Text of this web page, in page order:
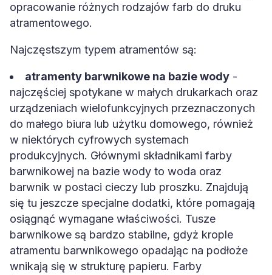
opracowanie różnych rodzajów farb do druku
atramentowego.
Najczęstszym typem atramentów są:
atramenty barwnikowe na bazie wody -
najczęściej spotykane w małych drukarkach oraz
urządzeniach wielofunkcyjnych przeznaczonych
do małego biura lub użytku domowego, również
w niektórych cyfrowych systemach
produkcyjnych. Głównymi składnikami farby
barwnikowej na bazie wody to woda oraz
barwnik w postaci cieczy lub proszku. Znajdują
się tu jeszcze specjalne dodatki, które pomagają
osiągnąć wymagane właściwości. Tusze
barwnikowe są bardzo stabilne, gdyż krople
atramentu barwnikowego opadając na podłoże
wnikają się w strukturę papieru. Farby